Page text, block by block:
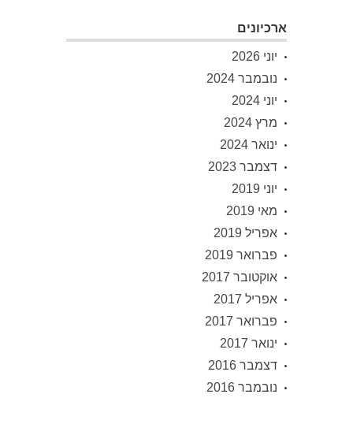
ארכיונים
יוני 2026
נובמבר 2024
יוני 2024
מרץ 2024
ינואר 2024
דצמבר 2023
יוני 2019
מאי 2019
אפריל 2019
פברואר 2019
אוקטובר 2017
אפריל 2017
פברואר 2017
ינואר 2017
דצמבר 2016
נובמבר 2016